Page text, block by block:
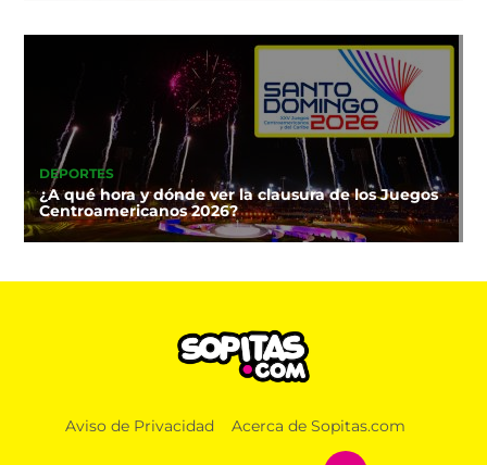
DEPORTES
¿A qué hora y dónde ver la clausura de los Juegos
Centroamericanos 2026?
Aviso de Privacidad Acerca de Sopitas.com